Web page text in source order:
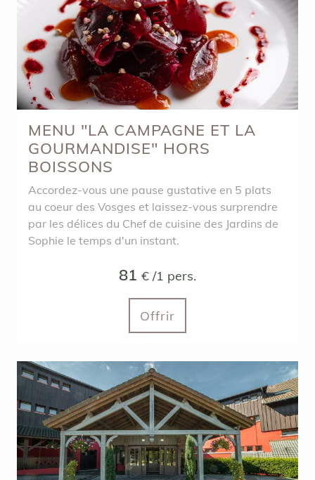
MENU "LA CAMPAGNE ET LA
GOURMANDISE" HORS
BOISSONS
Accordez-vous une pause gustative en 5 plats
au coeur des Vosges et laissez-vous surprendre
par les délices du Chef de cuisine des Jardins de
Sophie le temps d'un instant.
81 € /1 pers.
Offrir